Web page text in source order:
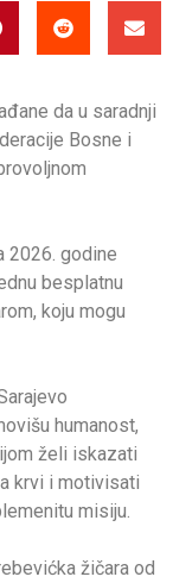
da u saradnji
Bosne i
2026. godine
besplatnu
koju mogu
humanost,
želi iskazati
krvi i motivisati
misiju.
žičara od